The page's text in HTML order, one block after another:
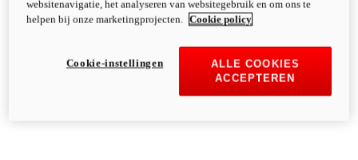
websitenavigatie, het analyseren van websitegebruik en om ons te
helpen bij onze marketingprojecten.
Cookie policy
ALLE COOKIES
ACCEPTEREN
Cookie-instellingen